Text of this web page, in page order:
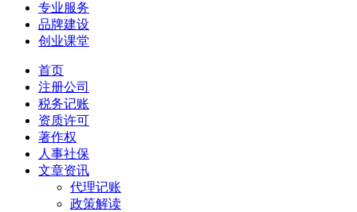
专业服务
品牌建设
创业课堂
首页
注册公司
税务记账
资质许可
著作权
人事社保
文章资讯
代理记账
政策解读